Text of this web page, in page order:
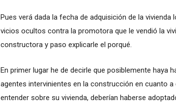
Pues verá dada la fecha de adquisición de la
vicios ocultos contra la promotora que le vendió la
constructora y paso explicarle el porqué.
En primer lugar he de decirle que posiblemente haya
agentes intervinientes en la construcción en cuanto
entender sobre su vivienda, deberían haberse